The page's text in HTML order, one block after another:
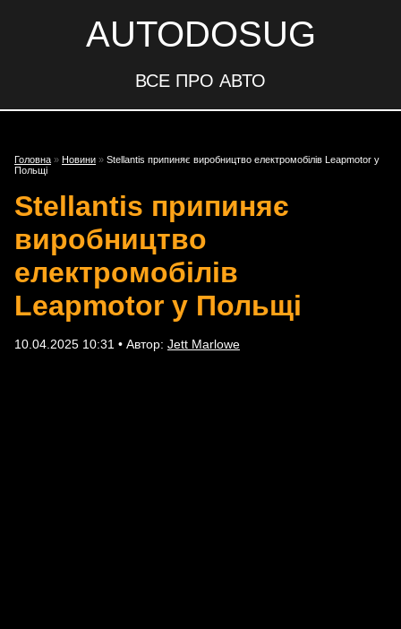
AUTODOSUG
ВСЕ ПРО АВТО
Головна » Новини » Stellantis припиняє виробництво електромобілів Leapmotor у
Польщі
Stellantis припиняє
виробництво
електромобілів
Leapmotor у Польщі
10.04.2025 10:31 • Автор: Jett Marlowe